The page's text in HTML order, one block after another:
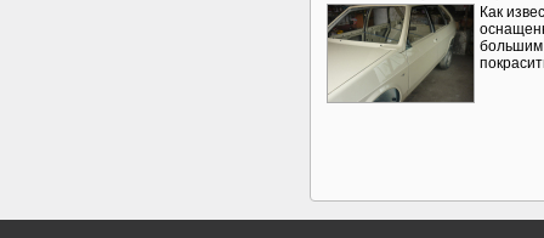
Как
большим